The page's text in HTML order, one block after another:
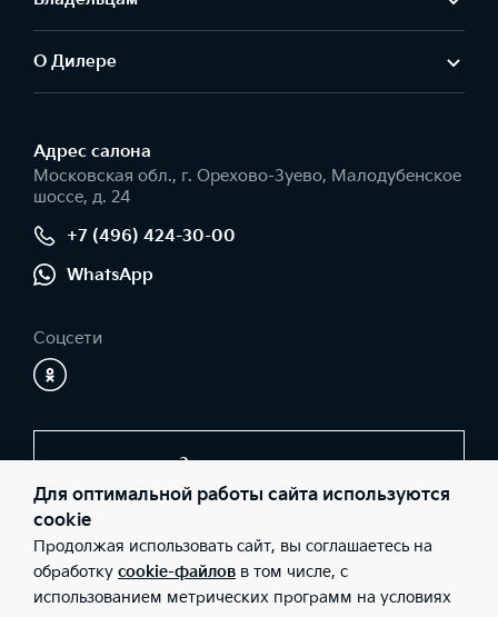
О Дилере
Адрес салонa
Московская обл., г. Орехово-Зуево, Малодубенское
шоссе, д. 24
+7 (496) 424-30-00
WhatsApp
Соцсети
Заказать звонок
© 2026 Юридические лица ООО «Компания-Т» (Фактический
адрес: Московская обл., г. Орехово-Зуево, Малодубенское
шоссе, д. 24; Телефон: +7 (496) 424-30-00; ИНН: 5034016632;
ОГРН: 1035007007276), ООО «Киа Россия и СНГ» (Фактический
Для оптимальной работы сайта используются
cookie
Продолжая использовать сайт, вы соглашаетесь на
обработку cookie-файлов в том числе, с
использованием метрических программ на условиях